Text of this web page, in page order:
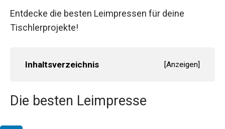
Entdecke die besten Leimpressen für deine
Tischlerprojekte!
Inhaltsverzeichnis [Anzeigen]
Die besten Leimpresse